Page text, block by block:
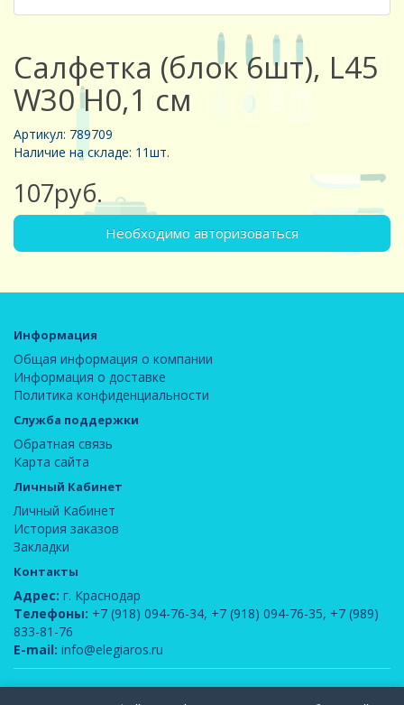
Салфетка (блок 6шт), L45
W30 H0,1 см
Артикул: 789709
Наличие на складе: 11шт.
107руб.
Необходимо авторизоваться
Информация
Общая информация о компании
Информация о доставке
Политика конфиденциальности
Служба поддержки
Обратная связь
Карта сайта
Личный Кабинет
Личный Кабинет
История заказов
Закладки
Контакты
Адрес: г. Краснодар
Телефоны: +7 (918) 094-76-34, +7 (918) 094-76-35, +7 (989)
833-81-76
E-mail: info@elegiaros.ru